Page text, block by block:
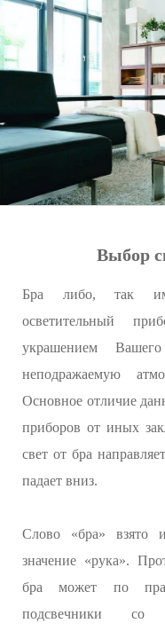
Выбор
Бра либо, так
осветительный
украшением
неподражаемую
Основное отличие
приборов от иных
свет от бра
падает вниз.
Слово «бра» взято
значение «рука».
бра может по
подсвечники